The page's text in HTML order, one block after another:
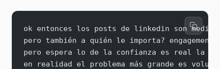
ok entonces los posts de linkedin son medio
pero también a quién le importa? engagement
pero espera lo de la confianza es real la
en realidad el problema más grande es